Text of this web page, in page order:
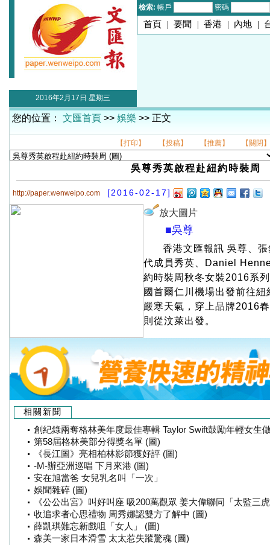
檢索: 帳戶 密碼
首頁 | 要聞 | 香港 | 內地 |
2016年2月17日 星期三
您的位置： 文匯首頁 >> 娛樂 >> 正文
【打印】 【投稿】 【推薦】 【關閉】
吳尊秀英啟程赴紐約時裝周
http://paper.wenweipo.com [2016-02-17]
放大圖片
■吳尊
香港文匯報訊 吳尊、
代成員秀英、Daniel
約時裝周秋冬女裝2016系
國首爾仁川機場出發前往
嚴寒天氣，穿上品牌2016
則從汶萊出發。
相關新聞
創紀錄兩奪格林美年度最佳專輯 Taylor Swift鼓勵年輕女生
第58屆格林美部分得獎名單 (圖)
《長江圖》亮相柏林影節獲好評 (圖)
-M-辦亞洲巡唱 下月來港 (圖)
安在旭當爸 女兒乳名叫「一次」
娛聞雜碎 (圖)
《公公出宮》叫好叫座 吸200萬觀眾 姜大偉聯同「太監三
收追求者心思禮物 周秀娜認雙方了解中 (圖)
薛凱琪難忘新戲咀「女人」 (圖)
森美一家日本滑雪 太太惹失蹤驚魂 (圖)